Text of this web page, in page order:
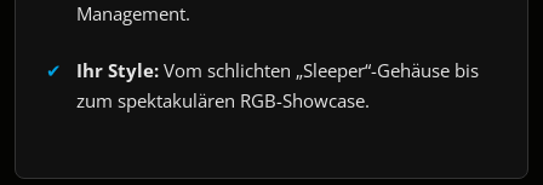
Management.
Ihr Style: Vom schlichten „Sleeper“-Gehäuse bis
zum spektakulären RGB-Showcase.